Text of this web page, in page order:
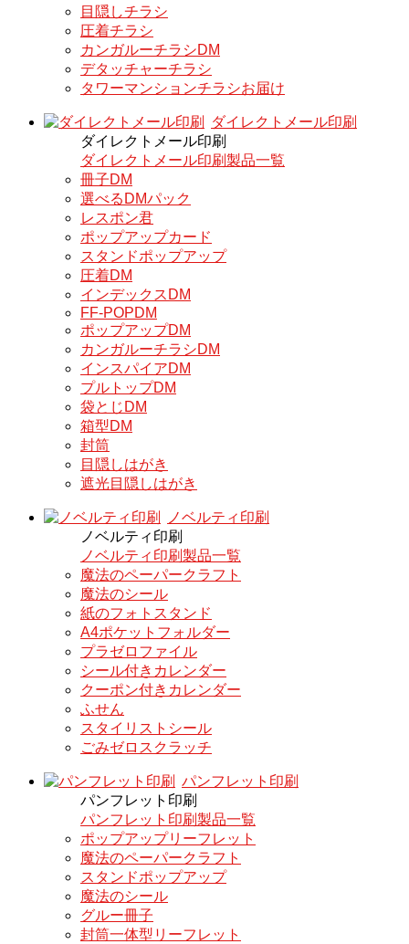
目隠しチラシ
圧着チラシ
カンガルーチラシDM
デタッチャーチラシ
タワーマンションチラシお届け
ダイレクトメール印刷
ダイレクトメール印刷
ダイレクトメール印刷製品一覧
冊子DM
選べるDMパック
レスポン君
ポップアップカード
スタンドポップアップ
圧着DM
インデックスDM
FF-POPDM
ポップアップDM
カンガルーチラシDM
インスパイアDM
プルトップDM
袋とじDM
箱型DM
封筒
目隠しはがき
遮光目隠しはがき
ノベルティ印刷
ノベルティ印刷
ノベルティ印刷製品一覧
魔法のペーパークラフト
魔法のシール
紙のフォトスタンド
A4ポケットフォルダー
プラゼロファイル
シール付きカレンダー
クーポン付きカレンダー
ふせん
スタイリストシール
ごみゼロスクラッチ
パンフレット印刷
パンフレット印刷
パンフレット印刷製品一覧
ポップアップリーフレット
魔法のペーパークラフト
スタンドポップアップ
魔法のシール
グルー冊子
封筒一体型リーフレット